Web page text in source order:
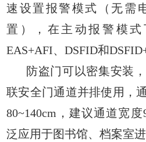
速设置报警模式（无需
置），在主动报警模式
EAS+AFI、DSFID和
防盗门可以密集安装，
联安全门通道并排使用，
80~140cm，建议通道宽度
泛应用于图书馆、档案室